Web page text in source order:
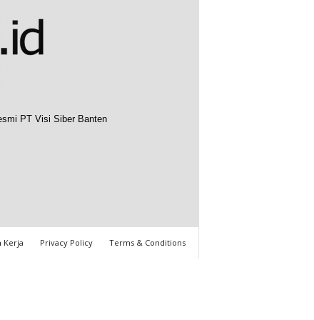
PT Visi Siber Banten
Kerja Privacy Policy Terms & Conditions